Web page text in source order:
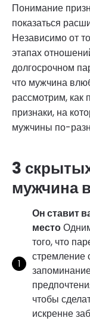
Понимание
показаться
Независимо от
этапах
долгосрочном
что мужчина
рассмотрим, как
признаки, на
мужчины по-
3
мужчина
Он ставит
место
того, что
стремление
чтобы
искренне